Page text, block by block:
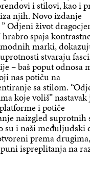
i stilovi, kao i
njih. Novo izdanje
Odjeni život
hrabro spaja
marki,
stvaraju
– baš poput odnosa
nas potiču na
sa stilom.
koje voliš” nastavak
i potiče
naizgled suprotnih
su i naši međuljudski
prema drugima,
ispreplitanja na